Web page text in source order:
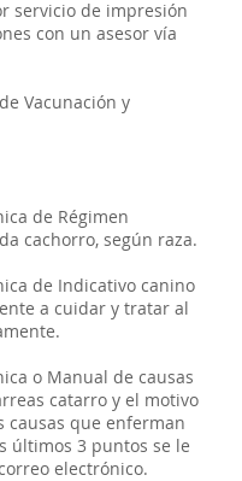
servicio de impresión
con un asesor vía
Vacunación y
de Régimen
cachorro, según raza.
de Indicativo canino
a cuidar y tratar al
o Manual de causas
catarro y el motivo
causas que enferman
últimos 3 puntos se le
electrónico.